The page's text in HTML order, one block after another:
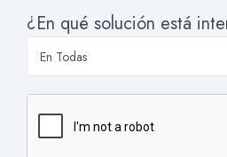
¿En qué solución está